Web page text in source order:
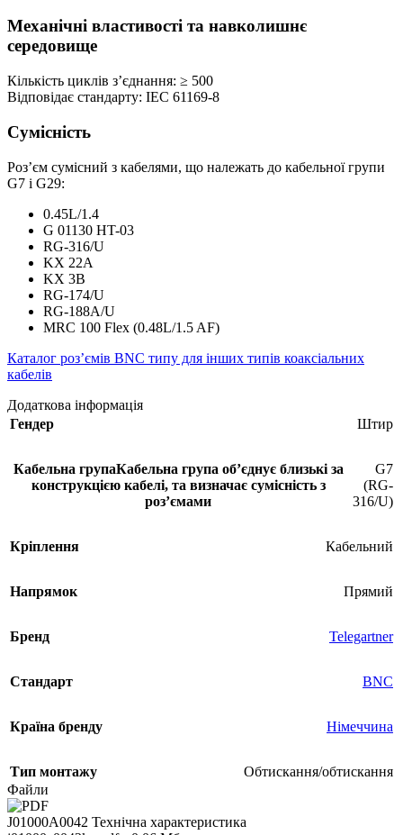
Механічні властивості та навколишнє
середовище
Кількість циклів з’єднання: ≥ 500
Відповідає стандарту: IEC 61169-8
Сумісність
Роз’єм сумісний з кабелями, що належать до кабельної групи
G7 і G29:
0.45L/1.4
G 01130 HT-03
RG-316/U
KX 22A
KX 3B
RG-174/U
RG-188A/U
MRC 100 Flex (0.48L/1.5 AF)
Каталог роз’ємів BNC типу для інших типів коаксіальних
кабелів
Додаткова інформація
Гендер
Штир
Кабельна групаКабельна група обʼєднує близькі за
конструкцією кабелі, та визначає сумісність з
розʼємами
G7
(RG-
316/U)
Кріплення Кабельний
Напрямок Прямий
Бренд Telegartner
Стандарт BNC
Країна бренду Німеччина
Тип монтажу
Обтискання/обтискання
Файли
J01000A0042 Технічна характеристика